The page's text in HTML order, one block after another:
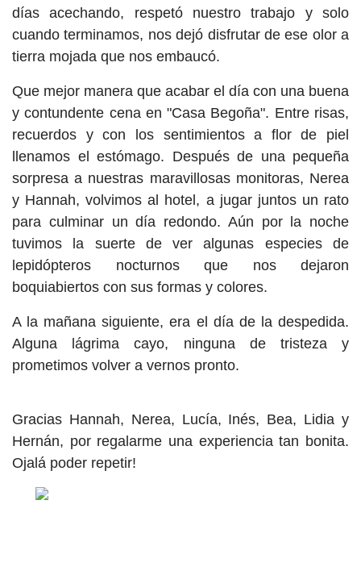
días acechando, respetó nuestro trabajo y solo
cuando terminamos, nos dejó disfrutar de ese olor a
tierra mojada que nos embaucó.
Que mejor manera que acabar el día con una buena
y contundente cena en "Casa Begoña". Entre risas,
recuerdos y con los sentimientos a flor de piel
llenamos el estómago. Después de una pequeña
sorpresa a nuestras maravillosas monitoras, Nerea
y Hannah, volvimos al hotel, a jugar juntos un rato
para culminar un día redondo. Aún por la noche
tuvimos la suerte de ver algunas especies de
lepidópteros nocturnos que nos dejaron
boquiabiertos con sus formas y colores.
A la mañana siguiente, era el día de la despedida.
Alguna lágrima cayo, ninguna de tristeza y
prometimos volver a vernos pronto.
Gracias Hannah, Nerea, Lucía, Inés, Bea, Lidia y
Hernán, por regalarme una experiencia tan bonita.
Ojalá poder repetir!